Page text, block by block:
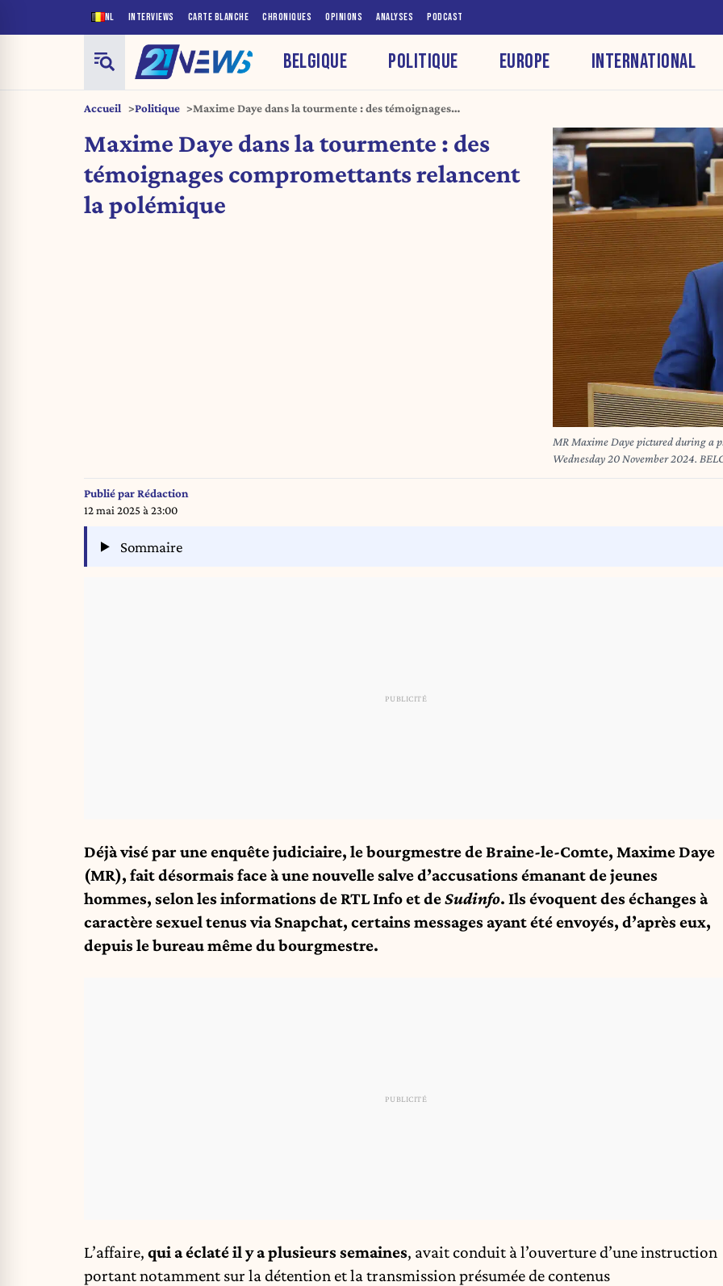
NL INTERVIEWS CARTE BLANCHE CHRONIQUES OPINIONS ANALYSES PODCAST
BELGIQUE POLITIQUE EUROPE INTERNATIONAL
Accueil Politique
Maxime Daye dans la tourmente : des témoignages
Maxime Daye dans la tourmente : des
témoignages compromettants relancent
la polémique
MR Maxime Daye pictured during a
Wednesday 20 November 2024.
Publié parRédaction
12 mai 2025 à 23:00
Sommaire
Déjà visé par une enquête judiciaire, le bourgmestre de Braine-le-Comte, Maxime Daye
(MR), fait désormais face à une nouvelle salve d’accusations émanant de jeunes
hommes, selon les informations de RTL Info et deSudinfo. Ils évoquent des échanges à
caractère sexuel tenus via Snapchat, certains messages ayant été envoyés, d’après eux,
depuis le bureau même du bourgmestre.
L’affaire, qui a éclaté il y a plusieurs semaines, avait conduit à l’ouverture d’une instruction
portant notamment sur la détention et la transmission présumée de contenus